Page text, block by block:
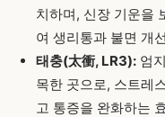
치하며, 신장 기운을
여 생리통과 불면 개
태충(太衝, LR3): 엄
목한 곳으로, 스트레
고 통증을 완화하는